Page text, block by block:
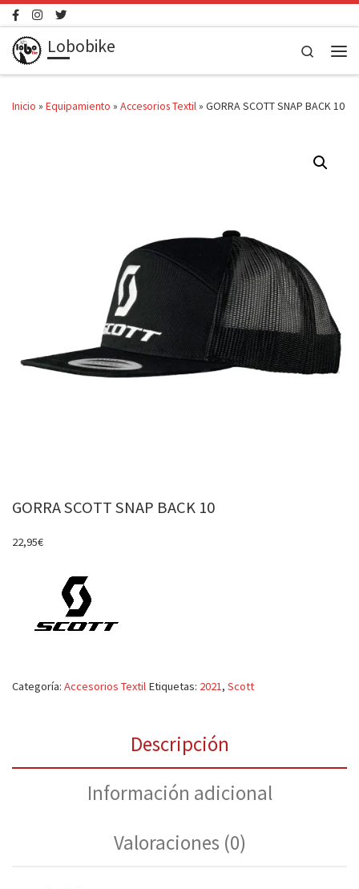
Saltar al contenido
Lobobike
Search
Inicio » Equipamiento » Accesorios Textil» GORRA SCOTT SNAP BACK 10
GORRA SCOTT SNAP BACK 10
22,95€
Categoría: Accesorios Textil Etiquetas: 2021, Scott
Descripción
Información adicional
Valoraciones (0)